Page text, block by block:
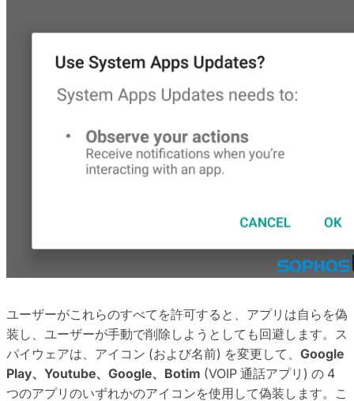
ユーザーがこれらのすべてを許可すると、アプリは自らを偽
装し、ユーザーが手動で削除しようとしても回避します。ス
パイウェアは、アイコン (および名前) を変更して、 Google
Play、Youtube、Google、Botim (VOIP 通話アプリ) の 4
つのアプリのいずれかのアイコンを使用して偽装します。こ